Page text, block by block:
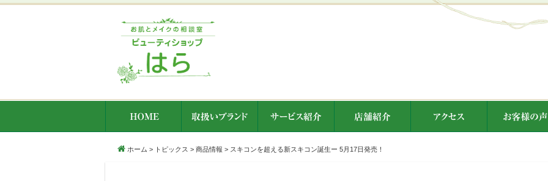
ホーム > トピックス > 商品情報 > スキコンを超える新スキコン誕生ー 5月17日発売！